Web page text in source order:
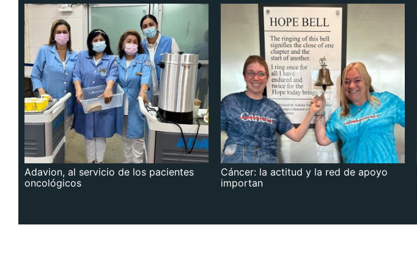
Adavion, al servicio de los pacientes
oncológicos
Cáncer: la actitud y la red de apoyo
importan